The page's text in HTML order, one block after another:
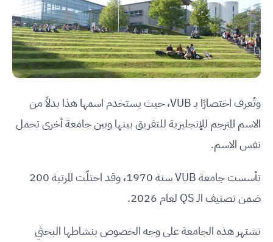
وتُعرف اختصارًا بـ VUB، حيث يستخدم اسمها هذا بدلاً من
الاسم المترجم للإنجليزية للتفريق بينها وبين جامعة أخرى تحمل
نفس الاسم.
تأسست جامعة VUB سنة 1970، وقد احتلّت المرتبة 200
ضمن تصنيف الـ QS لعام 2026.
تشتهر هذه الجامعة على وجه الخصوص بنشاطها البحثي